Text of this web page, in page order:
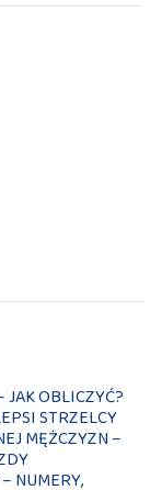
JAK OBLICZYĆ?
STRZELCY
MĘŻCZYZN –
NUMERY,